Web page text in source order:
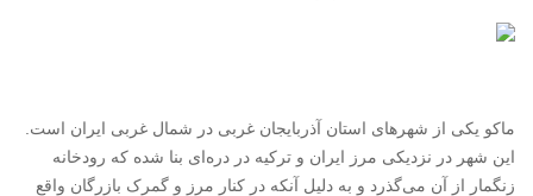
ماکو یکی از شهرهای استان آذربایجان غربی در شمال غربی ایران است.
این شهر در نزدیکی مرز ایران و ترکیه در دره‌ای بنا شده که رودخانه
زنگمار از آن می‌گذرد و به دلیل آنکه در کنار مرز و گمرک بازرگان واقع